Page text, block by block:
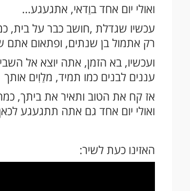
ואולי יום אחד בוַדאי, אתגעגע...
עכשיו שגדלת ,חושב כבר על בית,
רק אתמול בן שנתים, ופתאום אתם
ועכשיו, בא הזמן, אתה יוצא אל
עננים לבנים כמו תמיד, מלַוִים אותך
אז קח את הטוב ותאיר את ביתך,
ואולי יום אחד גם אתה תתגעגע
האזינו כעת לשיר: